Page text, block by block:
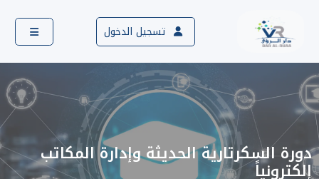
تسجيل الدخول
دورة السكرتارية الحديثة وإدارة المكاتب
إلكترونياً